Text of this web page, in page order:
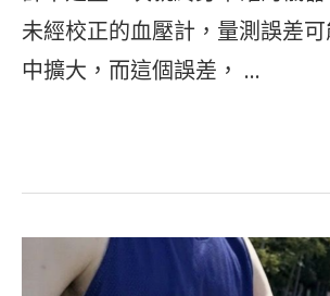
未經校正的血壓計，量測誤差
中擴大，而這個誤差， …